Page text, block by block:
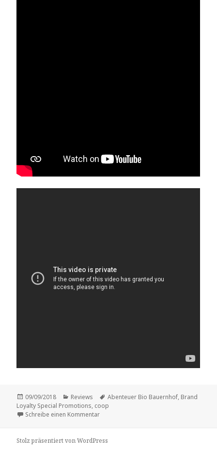
Veröffentlicht
am
09/09/2018 Kategorien
Reviews Schlagwörter
Abenteuer Bio Bauernhof, Brand
Loyalty Special Promotions, coop
Schreibe einen Kommentarzu Vorstellung: „Abenteuer Bio
Stolz präsentiert von WordPress